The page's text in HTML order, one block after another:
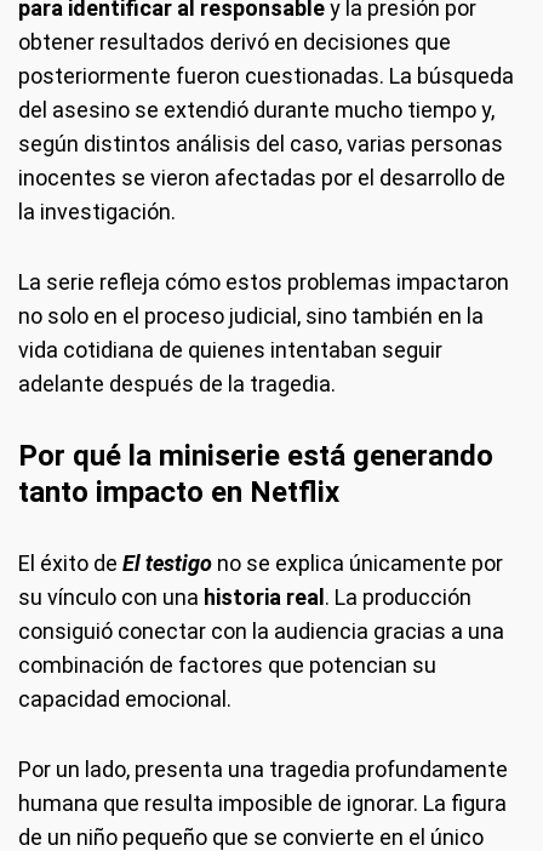
para identificar al responsabley la presión por
obtener resultados derivó en decisiones que
posteriormente fueron cuestionadas. La búsqueda
del asesino se extendió durante mucho tiempo y,
según distintos análisis del caso, varias personas
inocentes se vieron afectadas por el desarrollo de
la investigación.
La serie refleja cómo estos problemas impactaron
no solo en el proceso judicial, sino también en la
vida cotidiana de quienes intentaban seguir
adelante después de la tragedia.
Por qué la miniserie está generando
tanto impacto en Netflix
El éxito de El testigo no se explica únicamente por
su vínculo con una historia real . La producción
consiguió conectar con la audiencia gracias a una
combinación de factores que potencian su
capacidad emocional.
Por un lado, presenta una tragedia profundamente
humana que resulta imposible de ignorar. La figura
de un niño pequeño que se convierte en el único